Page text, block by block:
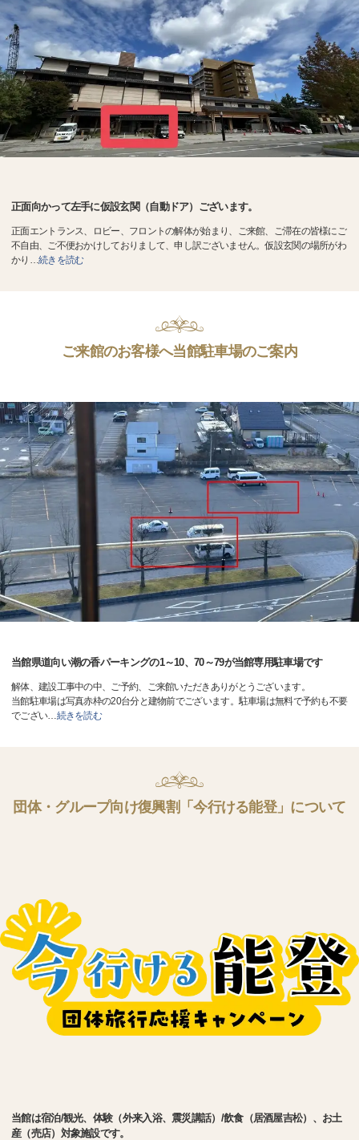
正面向かって左手に仮設玄関（自動ドア）ございます。
正面エントランス、ロビー、フロントの解体が始まり、ご来館、ご滞在の皆様にご
不自由、ご不便おかけしておりまして、申し訳ございません。仮設玄関の場所がわ
かり …続きを読む
ご来館のお客様へ当館駐車場のご案内
当館県道向い潮の香パーキングの1～10、70～79が当館専用駐車場です
解体、建設工事中の中、ご予約、ご来館いただきありがとうございます。
当館駐車場は写真赤枠の20台分と建物前でございます。駐車場は無料で予約も不要
でござい…続きを読む
団体・グループ向け復興割「今行ける能登」について
当館は宿泊/観光、体験（外来入浴、震災講話）/飲食（居酒屋吉松）、お土
産（売店）対象施設です。